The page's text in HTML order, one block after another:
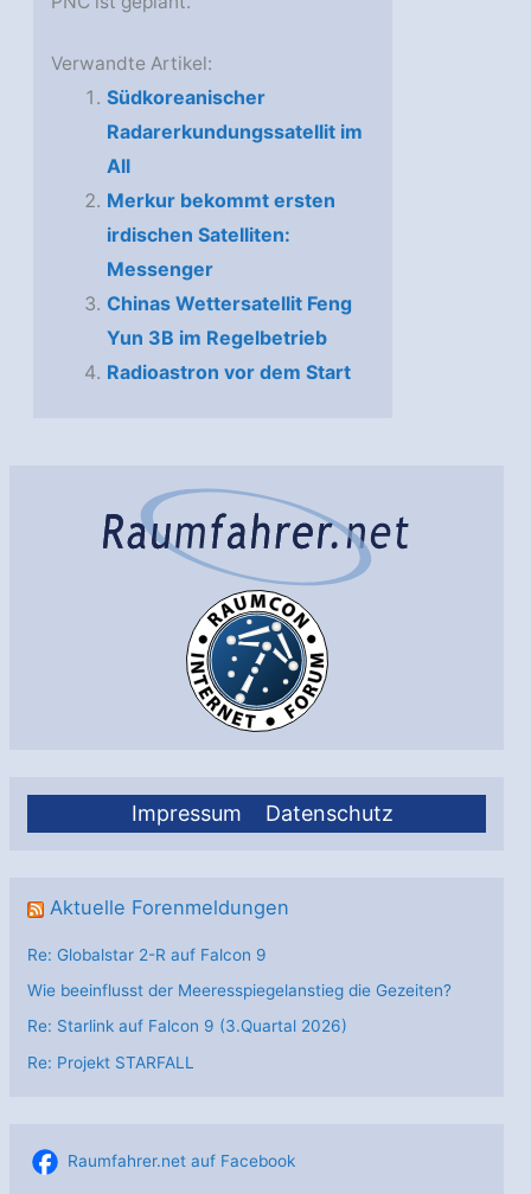
Impressum Datenschutz
Aktuelle Forenmeldungen
Re: Globalstar 2-R auf Falcon 9
Wie beeinflusst der Meeresspiegelanstieg die Gezeiten?
Re: Starlink auf Falcon 9 (3.Quartal 2026)
Re: Projekt STARFALL
Raumfahrer.net auf Facebook
Verwandte Artikel:
Südkoreanischer
Radarerkundungssatellit im
All
Merkur bekommt ersten
irdischen Satelliten:
Messenger
Chinas Wettersatellit Feng
Yun 3B im Regelbetrieb
Radioastron vor dem Start